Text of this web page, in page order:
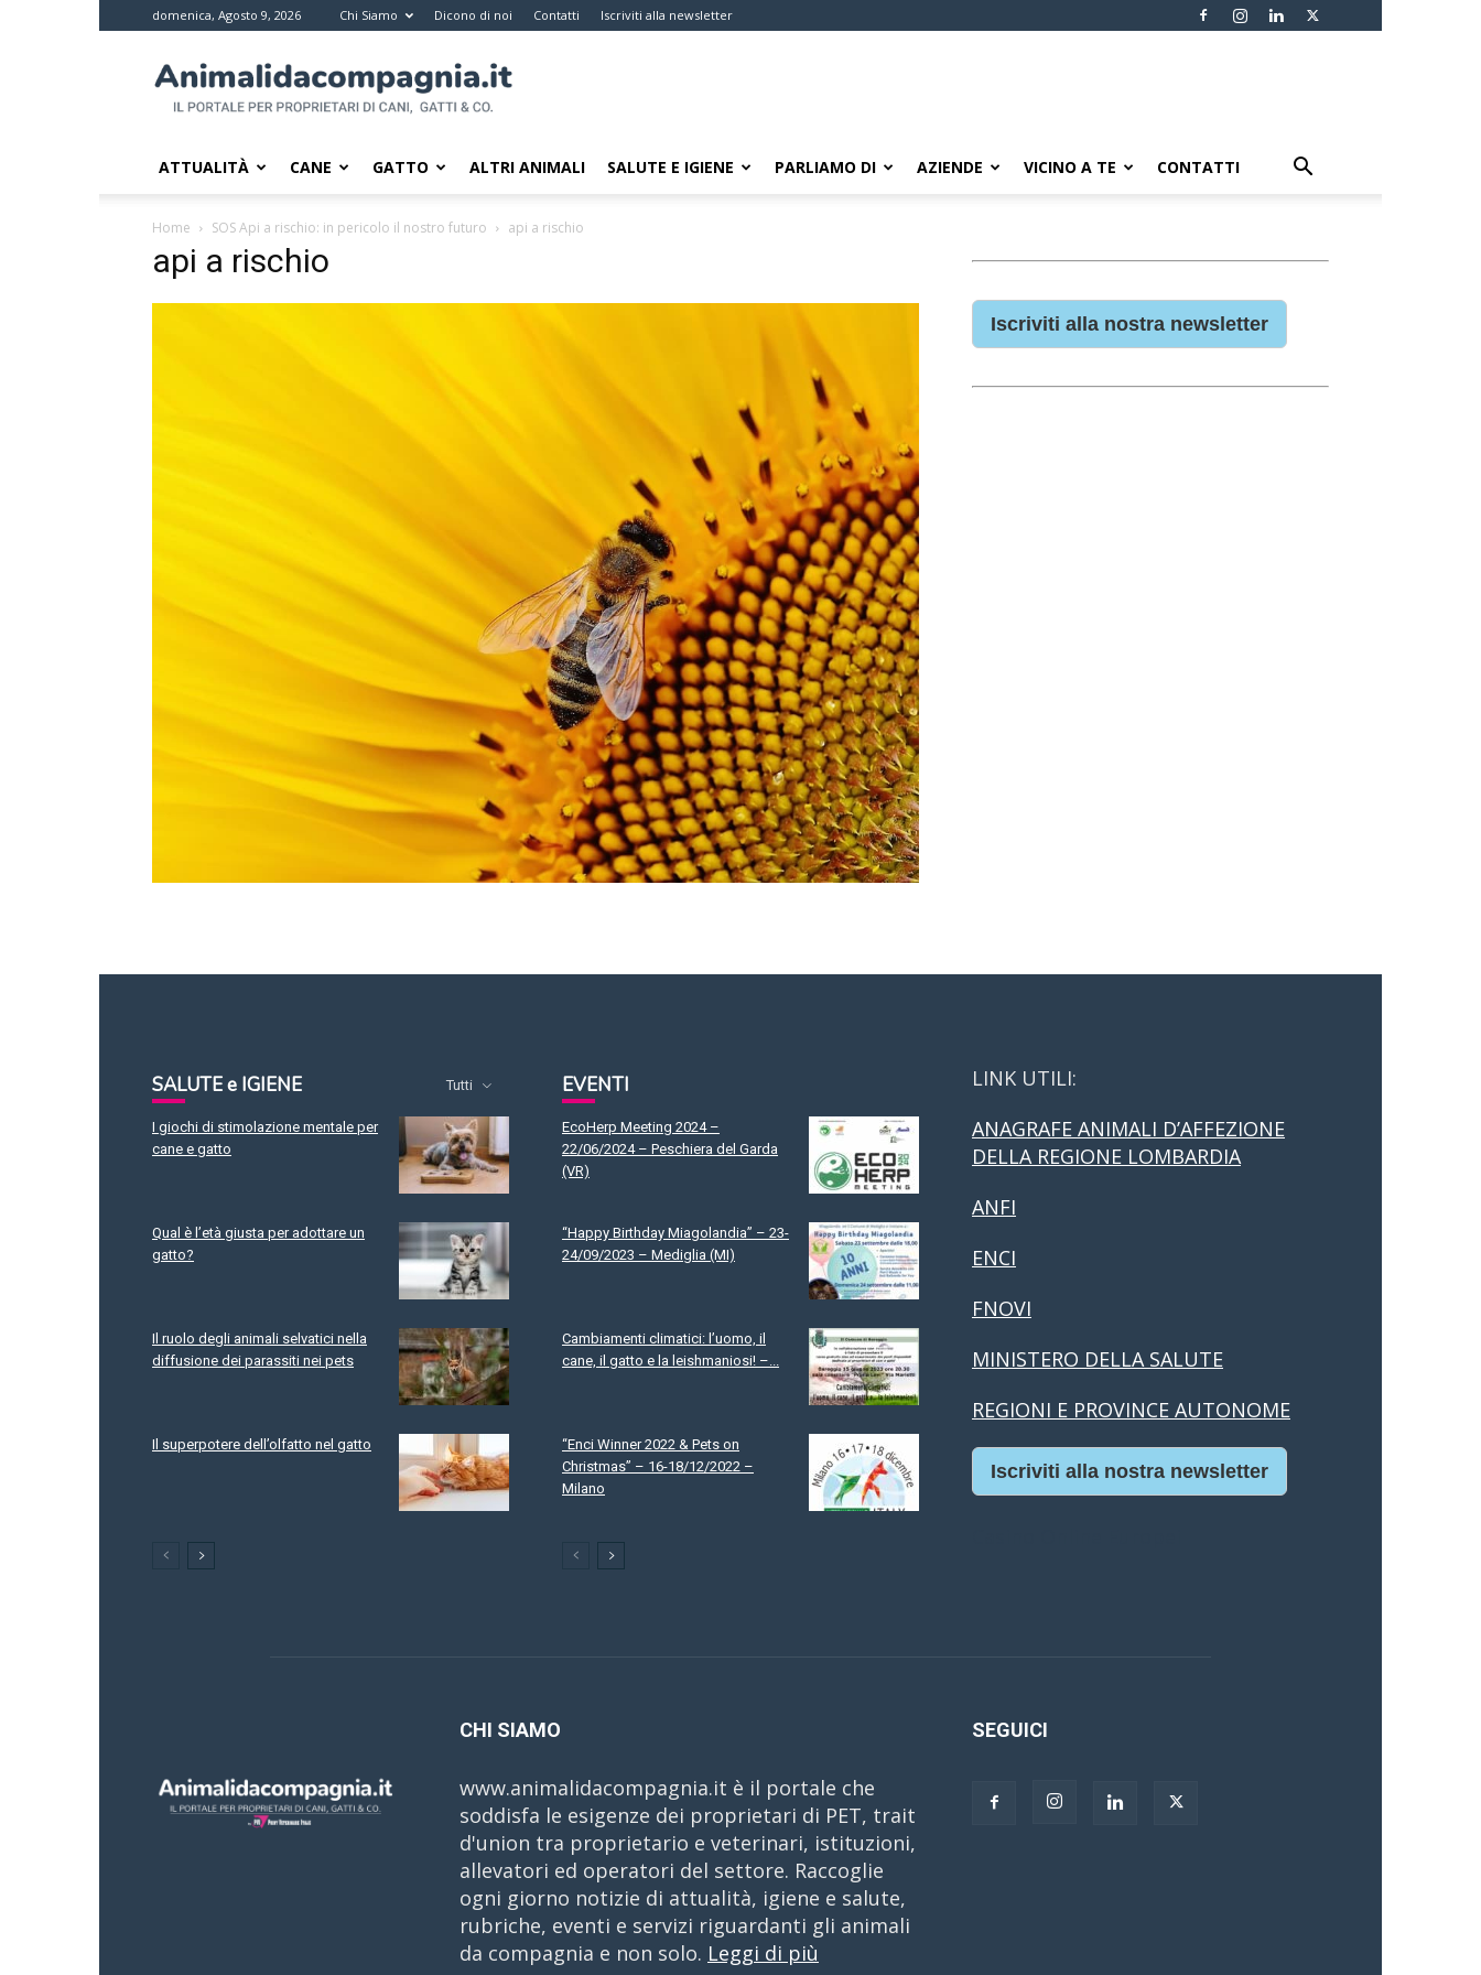
domenica, Agosto 9, 2026 Chi Siamo Dicono di noi Contatti Iscriviti alla newsletter
da
compagnia
Il
di
ATTUALITÀ CANE GATTO ALTRI ANIMALI SALUTE E IGIENE PARLIAMO DI AZIENDE VICINO A TE CONTATTI
Home SOS Api a rischio: in pericolo il nostro futuro api a rischio
api a rischio
Iscriviti alla nostra newsletter
SALUTE e IGIENE Tutti
I giochi di stimolazione mentale per
cane e gatto
Qual è l’età giusta per adottare un
gatto?
Il ruolo degli animali selvatici nella
diffusione dei parassiti nei pets
Il superpotere dell’olfatto nel gatto
EVENTI
EcoHerp Meeting 2024 –
22/06/2024 – Peschiera del Garda
(VR)
“Happy Birthday Miagolandia” – 23-
24/09/2023 – Mediglia (MI)
Cambiamenti climatici: l’uomo, il
cane, il gatto e la leishmaniosi! –...
“Enci Winner 2022 & Pets on
Christmas” – 16-18/12/2022 –
Milano
LINK UTILI:
ANAGRAFE ANIMALI D’AFFEZIONE
DELLA REGIONE LOMBARDIA
ANFI
ENCI
FNOVI
MINISTERO DELLA SALUTE
REGIONI E PROVINCE AUTONOME
Iscriviti alla nostra newsletter
CHI SIAMO
www.animalidacompagnia.it è il portale che
soddisfa le esigenze dei proprietari di PET, trait
d'union tra proprietario e veterinari, istituzioni,
allevatori ed operatori del settore. Raccoglie
ogni giorno notizie di attualità, igiene e salute,
rubriche, eventi e servizi riguardanti gli animali
da compagnia e non solo. Leggi di più
SEGUICI